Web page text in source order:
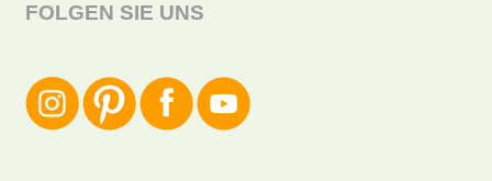
FOLGEN SIE UNS